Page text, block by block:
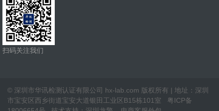
扫码关注我们
© 深圳市华讯检测认证有限公司 hx-lab.com 版权所有 | 地址：深圳
市宝安区西乡街道宝安大道银田工业区B15栋101室
粤ICP备